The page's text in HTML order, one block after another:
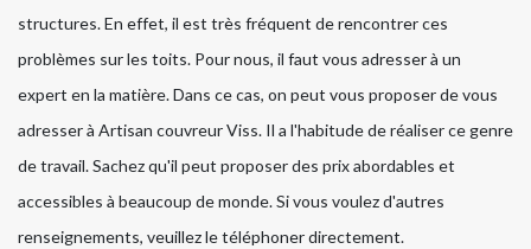
structures. En effet, il est très fréquent de rencontrer ces
problèmes sur les toits. Pour nous, il faut vous adresser à un
expert en la matière. Dans ce cas, on peut vous proposer de vous
adresser à Artisan couvreur Viss. Il a l'habitude de réaliser ce genre
de travail. Sachez qu'il peut proposer des prix abordables et
accessibles à beaucoup de monde. Si vous voulez d'autres
renseignements, veuillez le téléphoner directement.